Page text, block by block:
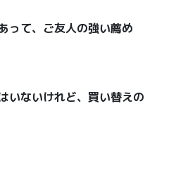
って、ご友人の強い薦め
いないけれど、買い替えの